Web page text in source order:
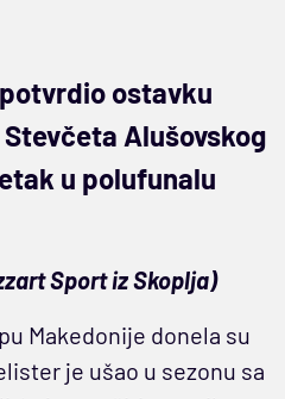
ostavku
Alušovskog
u polufunalu
Sport iz Skoplja)
Makedonije donela su
je ušao u sezonu sa